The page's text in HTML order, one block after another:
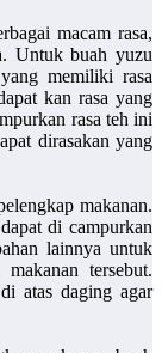
macam rasa,
Untuk buah yuzu
memiliki rasa
kan rasa yang
rasa teh ini
dirasakan yang
makanan.
di campurkan
lainnya untuk
tersebut.
atas daging agar